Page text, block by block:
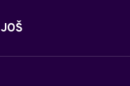
JOŠ